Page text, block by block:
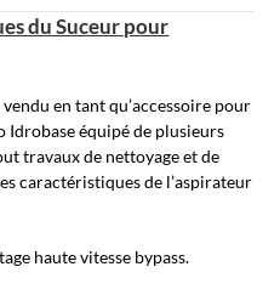
du Suceur pour
en tant qu’accessoire pour
Idrobase équipé de plusieurs
travaux de nettoyage et de
caractéristiques de l’aspirateur
haute vitesse bypass.